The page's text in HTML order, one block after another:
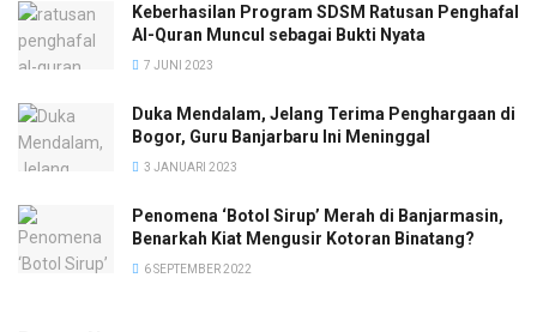
Keberhasilan Program SDSM Ratusan Penghafal
Al-Quran Muncul sebagai Bukti Nyata
7 JUNI 2023
Duka Mendalam, Jelang Terima Penghargaan di
Bogor, Guru Banjarbaru Ini Meninggal
3 JANUARI 2023
Penomena ‘Botol Sirup’ Merah di Banjarmasin,
Benarkah Kiat Mengusir Kotoran Binatang?
6 SEPTEMBER 2022